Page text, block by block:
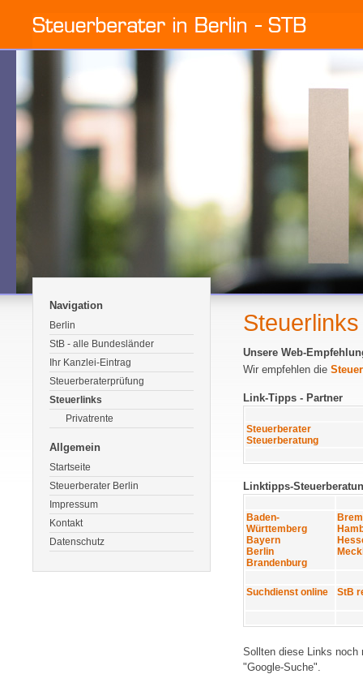
Navigation
Berlin
StB - alle Bundesländer
Ihr Kanzlei-Eintrag
Steuerberaterprüfung
Steuerlinks
Privatrente
Allgemein
Startseite
Steuerberater Berlin
Impressum
Kontakt
Datenschutz
Steuerlinks
Unsere Web-
Wir empfehlen die
Link-Tipps - Partner
Steuerberater
Steuerberatung
Linktipps-
Baden-
Württemberg
Bayern
Berlin
Brandenburg
Suchdienst online StB
Sollten diese Links noch
"Google-Suche".